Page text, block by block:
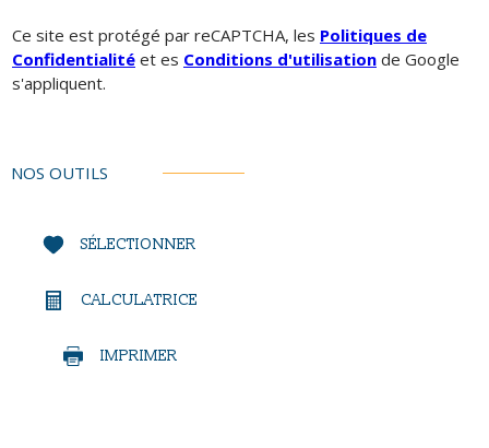
Ce site est protégé par reCAPTCHA, les Politiques de
Confidentialité et es Conditions d'utilisation de Google
s'appliquent.
NOS OUTILS
SÉLECTIONNER
CALCULATRICE
IMPRIMER